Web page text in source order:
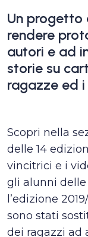
Un progetto
rendere
autori e ad
storie su
ragazze ed
Scopri nella
delle 14
vincitrici e i
gli alunni
l’edizione
sono stati
dei ragazzi ad